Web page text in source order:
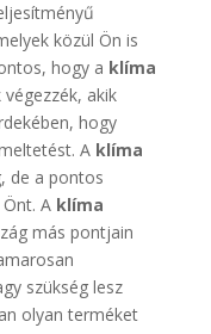
közül Ön is
hogy a klíma
akik
hogy
Aklíma
de a pontos
A klíma
más pontjain
szükség lesz
olyan terméket